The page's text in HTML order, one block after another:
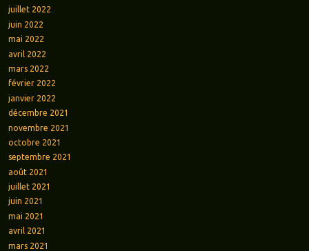
juillet 2022
juin 2022
mai 2022
avril 2022
mars 2022
février 2022
janvier 2022
décembre 2021
novembre 2021
octobre 2021
septembre 2021
août 2021
juillet 2021
juin 2021
mai 2021
avril 2021
mars 2021